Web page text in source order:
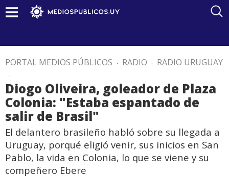
PORTAL MEDIOS PÚBLICOS . RADIO . RADIO URUGUAY
.
Diogo Oliveira, goleador de Plaza
Colonia: "Estaba espantado de
salir de Brasil"
El delantero brasileño habló sobre su llegada a
Uruguay, porqué eligió venir, sus inicios en San
Pablo, la vida en Colonia, lo que se viene y su
compeñero Ebere